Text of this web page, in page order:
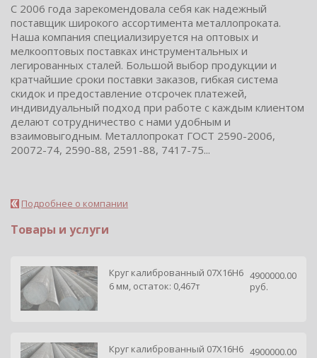
С 2006 года зарекомендовала себя как надежный
поставщик широкого ассортимента металлопроката.
Наша компания специализируется на оптовых и
мелкооптовых поставках инструментальных и
легированных сталей. Большой выбор продукции и
кратчайшие сроки поставки заказов, гибкая система
скидок и предоставление отсрочек платежей,
индивидуальный подход при работе с каждым клиентом
делают сотрудничество с нами удобным и
взаимовыгодным. Металлопрокат ГОСТ 2590-2006,
20072-74, 2590-88, 2591-88, 7417-75...
Подробнее о компании
Товары и услуги
Круг калиброванный 07Х16Н6
6 мм, остаток: 0,467т
4900000.00
руб.
Круг калиброванный 07Х16Н6 4900000.00
Telegram
Подпишитесь на канал,
чтобы следить за новостями.